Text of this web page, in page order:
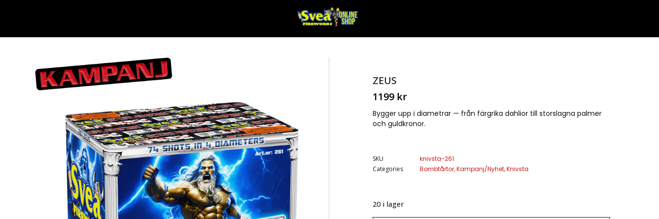
ZEUS
1199 kr
Bygger upp i diametrar — från färgrika dahlior till storslagna palmer
och guldkronor.
SKU
knivsta-261
Categories
Bombtårtor,Kampanj/Nyhet,Knivsta
20 i lager